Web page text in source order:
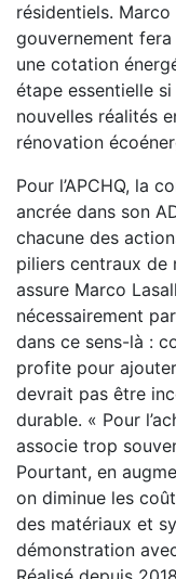
résidentiels.
gouvernement
une cotation
étape essentielle
nouvelles réalités
rénovation
Pour l’APCHQ, la
ancrée dans son
chacune des
piliers centraux de
assure Marco
nécessairement
dans ce sens-là :
profite pour
devrait pas être
durable. « Pour
associe trop
Pourtant, en
on diminue les
des matériaux et
démonstration